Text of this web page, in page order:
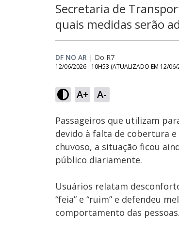
Secretaria de
quais medidas serão
DF NO AR | Do R7
12/06/2026 - 10H53 (ATUALIZADO EM 12/06/
A+ A-
Ativar
Som
19.90%
Passageiros que utilizam
devido à falta de cobertura
chuvoso, a situação ficou
público diariamente.
Usuários relatam
“feia” e “ruim” e defendeu
comportamento das pessoas.